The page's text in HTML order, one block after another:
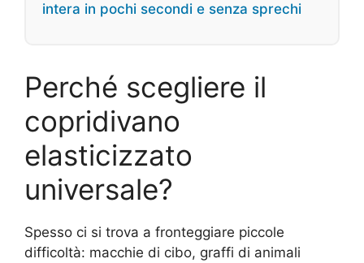
intera in pochi secondi e senza sprechi
Perché scegliere il
copridivano
elasticizzato
universale?
Spesso ci si trova a fronteggiare piccole
difficoltà: macchie di cibo, graffi di animali